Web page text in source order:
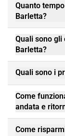
Quanto
Barletta?
Quali sono
Barletta?
Quali sono i
Come
andata e
Come